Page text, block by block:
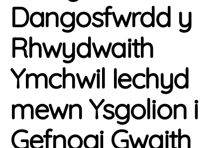
Dangosfwrdd y
Rhwydwaith
Ymchwil Iechyd
mewn Ysgolion i
Gefnogi Gwaith